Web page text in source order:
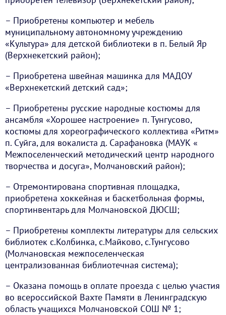
– Приобретены компьютер и мебель
муниципальному автономному учреждению
«Культура» для детской библиотеки в п. Белый Яр
(Верхнекетский район);
– Приобретена швейная машинка для МАДОУ
«Верхнекетский детский сад»;
– Приобретены русские народные костюмы для
ансамбля «Хорошее настроение» п. Тунгусово,
костюмы для хореографического коллектива «Ритм»
п. Суйга, для вокалиста д. Сарафановка (МАУК «
Межпоселенческий методический центр народного
творчества и досуга», Молчановский район);
– Отремонтирована спортивная площадка,
приобретена хоккейная и баскетбольная формы,
спортинвентарь для Молчановской ДЮСШ;
– Приобретены комплекты литературы для сельских
библиотек с.Колбинка, с.Майково, с.Тунгусово
(Молчановская межпоселенческая
централизованная библиотечная система);
– Оказана помощь в оплате проезда с целью участия
во всероссийской Вахте Памяти в Ленинградскую
область учащихся Молчановской СОШ № 1;